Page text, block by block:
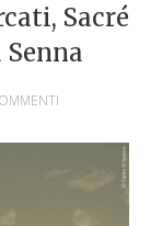
Sacré
Senna